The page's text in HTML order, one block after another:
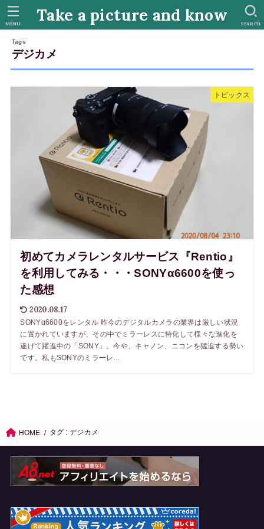
Take a picture and know SEARCH
MENU
デジカメ
トピックス
初めてカメラレンタルサービス『Rentio』
を利用してみる・・・SONYα6600を使っ
た感想
2020.08.17
SONYα6600をレンタル 昨今のデジタルカメラの業界は厳しい状況
に置かれていますが、その中でミラーレスに特化して様々な進化を
遂げて躍進中の「SONY」。今や、キャノン、ニコンを猛追する勢い
です。私もSONYのミラーレ...
HOME タグ : デジカメ